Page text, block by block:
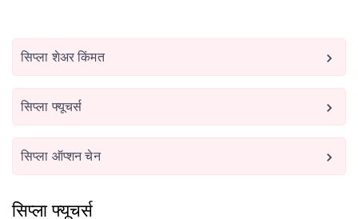
सिप्ला शेअर किंमत
सिप्ला फ्यूचर्स
सिप्ला ऑप्शन चेन
सिप्ला फ्यूचर्स